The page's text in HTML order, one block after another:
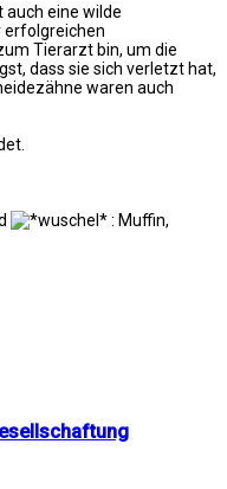
auch eine wilde
erfolgreichen
Tierarzt bin, um die
dass sie sich verletzt hat,
waren auch
: Muffin,